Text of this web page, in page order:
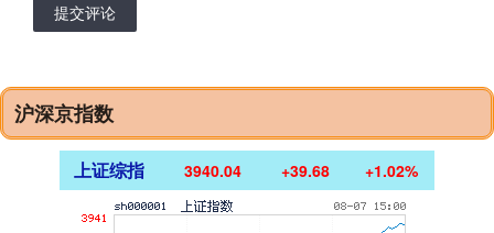
提交评论
沪深京指数
上证综指 3940.04 +39.68 +1.02%